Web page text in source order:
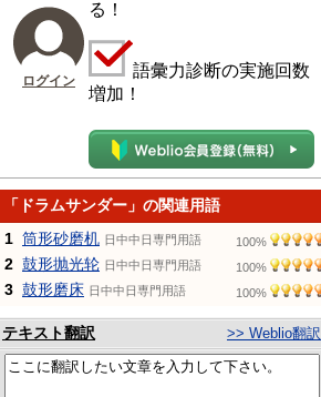
ログイン
る！
語彙力診断の実施回数
増加！
「ドラムサンダー」の関連用語
1 筒形砂磨机 日中中日専門用語 100%
2 鼓形抛光轮 日中中日専門用語 100%
3 鼓形磨床 日中中日専門用語 100%
テキスト翻訳 >> Weblio翻訳